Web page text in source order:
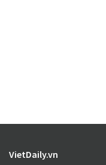
VietDaily.vn